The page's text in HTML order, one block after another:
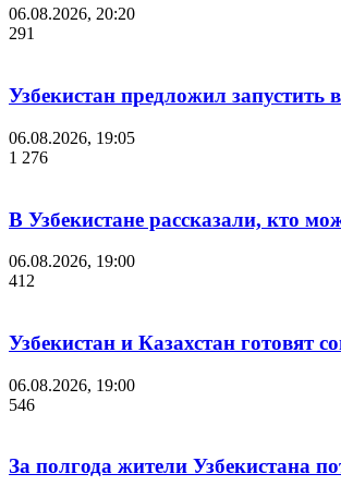
06.08.2026, 20:20
291
Узбекистан предложил запустить
06.08.2026, 19:05
1 276
В Узбекистане рассказали, кто
06.08.2026, 19:00
412
Узбекистан и Казахстан готовят
06.08.2026, 19:00
546
За полгода жители Узбекистана